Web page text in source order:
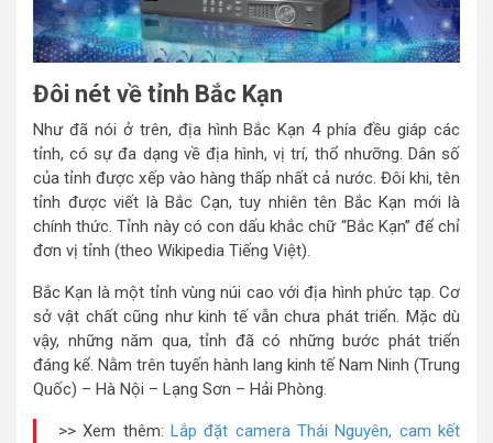
Đôi nét về tỉnh Bắc Kạn
Như đã nói ở trên, địa hình Bắc Kạn 4 phía đều giáp các
tỉnh, có sự đa dạng về địa hình, vị trí, thổ nhưỡng. Dân số
của tỉnh được xếp vào hàng thấp nhất cả nước. Đôi khi, tên
tỉnh được viết là Bắc Cạn, tuy nhiên tên Bắc Kạn mới là
chính thức. Tỉnh này có con dấu khắc chữ “Bắc Kạn” để chỉ
đơn vị tỉnh (theo Wikipedia Tiếng Việt).
Bắc Kạn là một tỉnh vùng núi cao với địa hình phức tạp. Cơ
sở vật chất cũng như kinh tế vẫn chưa phát triển. Mặc dù
vậy, những năm qua, tỉnh đã có những bước phát triển
đáng kể. Nằm trên tuyến hành lang kinh tế Nam Ninh (Trung
Quốc) – Hà Nội – Lạng Sơn – Hải Phòng.
>> Xem thêm: Lắp đặt camera Thái Nguyên, cam kết